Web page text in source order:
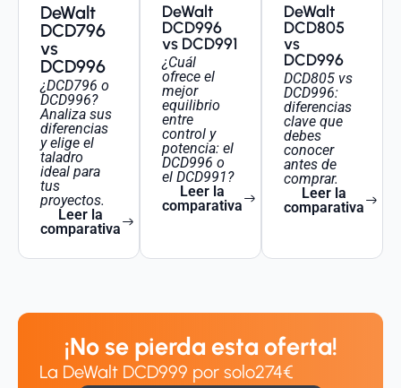
DeWalt
DCD796
vs
DCD996
¿DCD796 o
DCD996?
Analiza sus
diferencias
y elige el
taladro
ideal para
tus
proyectos.
Leer la
comparativa
DeWalt
DCD996
vs DCD991
¿Cuál
ofrece el
mejor
equilibrio
entre
control y
potencia: el
DCD996 o
el DCD991?
Leer la
comparativa
DeWalt
DCD805
vs
DCD996
DCD805 vs
DCD996:
diferencias
clave que
debes
conocer
antes de
comprar.
Leer la
comparativa
¡No se pierda esta oferta!
La DeWalt DCD999 por solo274€